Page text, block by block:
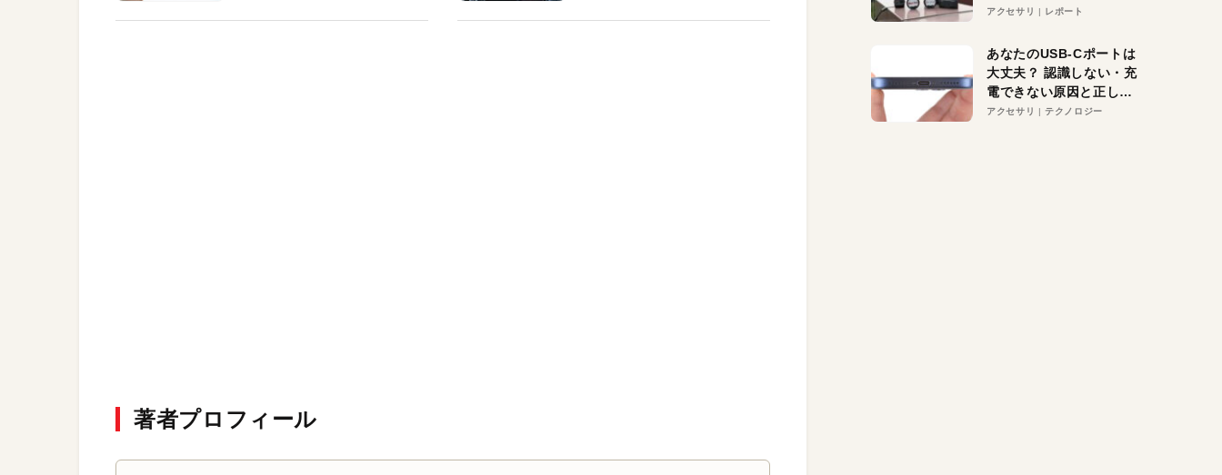
性がグッド！
著者プロフィール
ーム・夜間撮影をチェッ
アクセサリ レポート
あなたのUSB-Cポートは
大丈夫？ 認識しない・充
電できない原因と正しい
対策
アクセサリ テクノロジー